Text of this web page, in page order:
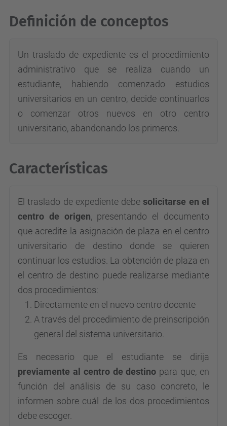
Definición de conceptos
Un traslado de expediente es el procedimiento
administrativo que se realiza cuando un
estudiante, habiendo comenzado estudios
universitarios en un centro, decide continuarlos
o comenzar otros nuevos en otro centro
universitario, abandonando los primeros.
Características
El traslado de expediente debesolicitarse en el
centro de origen, presentando el documento
que acredite la asignación de plaza en el centro
universitario de destino donde se quieren
continuar los estudios. La obtención de plaza en
el centro de destino puede realizarse mediante
dos procedimientos:
Directamente en el nuevo centro docente
A través del procedimiento de preinscripción
general del sistema universitario.
Es necesario que el estudiante se dirija
previamente al centro de destino para que, en
función del análisis de su caso concreto, le
informen sobre cuál de los dos procedimientos
debe escoger.